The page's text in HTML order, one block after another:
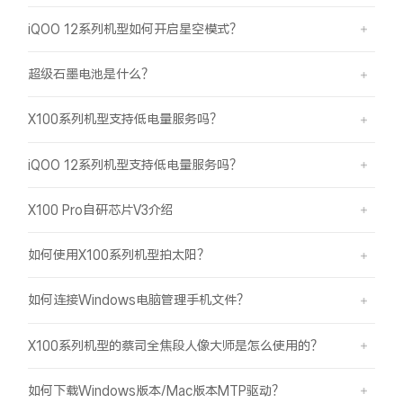
iQOO 12系列机型如何开启星空模式？
超级石墨电池是什么？
X100系列机型支持低电量服务吗？
iQOO 12系列机型支持低电量服务吗？
X100 Pro自研芯片V3介绍
如何使用X100系列机型拍太阳？
如何连接Windows电脑管理手机文件？
X100系列机型的蔡司全焦段人像大师是怎么使用的？
如何下载Windows版本/Mac版本MTP驱动？